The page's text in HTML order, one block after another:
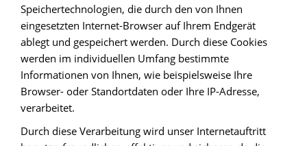
Speichertechnologien, die durch den von Ihnen
eingesetzten Internet-Browser auf Ihrem Endgerät
ablegt und gespeichert werden. Durch diese Cookies
werden im individuellen Umfang bestimmte
Informationen von Ihnen, wie beispielsweise Ihre
Browser- oder Standortdaten oder Ihre IP-Adresse,
verarbeitet.
Durch diese Verarbeitung wird unser Internetauftritt